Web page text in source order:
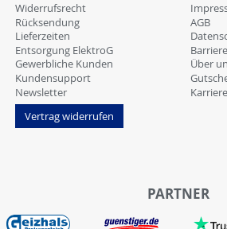
Widerrufsrecht
Rücksendung
Lieferzeiten
Entsorgung ElektroG
Gewerbliche Kunden
Kundensupport
Newsletter
Vertrag widerrufen
AGB
Über
Karriere
PARTNER